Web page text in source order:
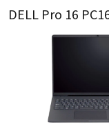
DELL Pro 16